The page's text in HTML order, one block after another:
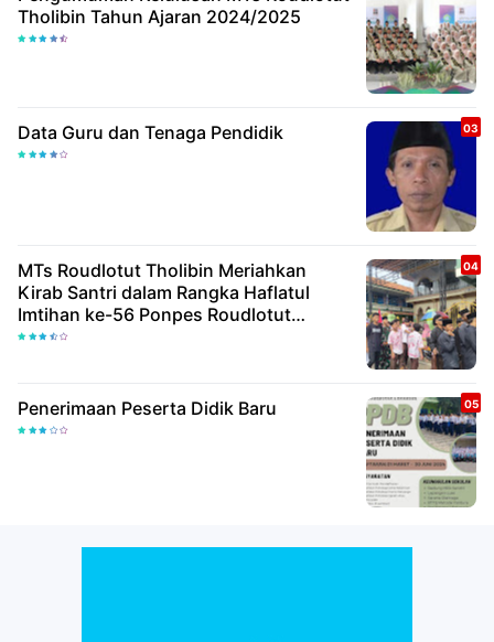
Tholibin Tahun Ajaran 2024/2025
Data Guru dan Tenaga Pendidik
MTs Roudlotut Tholibin Meriahkan
Kirab Santri dalam Rangka Haflatul
Imtihan ke-56 Ponpes Roudlotut
Tholibin
Penerimaan Peserta Didik Baru